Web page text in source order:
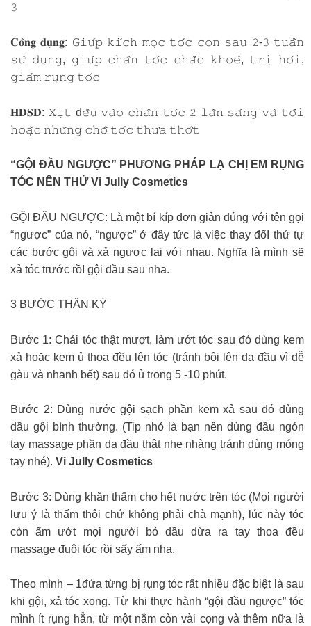
𝟹
𝐂𝐨̂𝐧𝐠 𝐝𝐮̣𝐧𝐠: 𝙶𝚒𝚞́𝚙 𝚔𝚒́𝚌𝚑 𝚖𝚘̣𝚌 𝚝𝚘́𝚌 𝚌𝚘𝚗 𝚜𝚊𝚞 𝟸-𝟹 𝚝𝚞𝚊̂̀𝚗
𝚜𝚞̛̉ 𝚍𝚞̣𝚗𝚐, 𝚐𝚒𝚞́𝚙 𝚌𝚑𝚊̂𝚗 𝚝𝚘́𝚌 𝚌𝚑𝚊̆́𝚌 𝚔𝚑𝚘𝚎̉, 𝚝𝚛𝚒̣ 𝚑𝚘́𝚒,
𝚐𝚒𝚊̉𝚖 𝚛𝚞̣𝚗𝚐 𝚝𝚘́𝚌
𝐇𝐃𝐒𝐃: 𝚇𝚒̣𝚝 đ𝚎̂̀𝚞 𝚟𝚊̀𝚘 𝚌𝚑𝚊̂𝚗 𝚝𝚘́𝚌 𝟸 𝚕𝚊̂̀𝚗 𝚜𝚊́𝚗𝚐 𝚟𝚊̀ 𝚝𝚘̂́𝚒
𝚑𝚘𝚊̣̆𝚌 𝚗𝚑𝚞̛̃𝚗𝚐 𝚌𝚑𝚘̂̃ 𝚝𝚘́𝚌 𝚝𝚑𝚞̛𝚊 𝚝𝚑𝚘̛́𝚝
“GỘI ĐẦU NGƯỢC” PHƯƠNG PHÁP LẠ CHỊ EM RỤNG
TÓC NÊN THỬ Vi Jully Cosmetics
GỘI ĐẦU NGƯỢC: Là một bí kíp đơn giản đúng với tên gọi
“ngược” của nó, “ngược” ở đây tức là việc thay đổI thứ tự
các bước gội và xả ngược lại với nhau. Nghĩa là mình sẽ
xả tóc trước rồI gội đầu sau nha.
3 BƯỚC THẦN KỲ
Bước 1: Chải tóc thật mượt, làm ướt tóc sau đó dùng kem
xả hoặc kem ủ thoa đều lên tóc (tránh bôi lên da đầu vì dễ
gàu và nhanh bết) sau đó ủ trong 5 -10 phút.
Bước 2: Dùng nước gội sạch phần kem xả sau đó dùng
dầu gội bình thường. (Tip nhỏ là bạn nên dùng đầu ngón
tay massage phần da đầu thật nhẹ nhàng tránh dùng móng
tay nhé). Vi Jully Cosmetics
Bước 3: Dùng khăn thấm cho hết nước trên tóc (Mọi người
lưu ý là thấm thôi chứ không phải chà mạnh), lúc này tóc
còn ẩm ướt mọi người bỏ dầu dừa ra tay thoa đều
massage đuôi tóc rồi sấy ấm nha.
Theo mình – 1đứa từng bị rụng tóc rất nhiều đặc biệt là sau
khi gội, xả tóc xong. Từ khi thực hành “gội đầu ngược” tóc
mình ít rụng hẳn, từ một nắm còn vài cọng và thêm nữa là